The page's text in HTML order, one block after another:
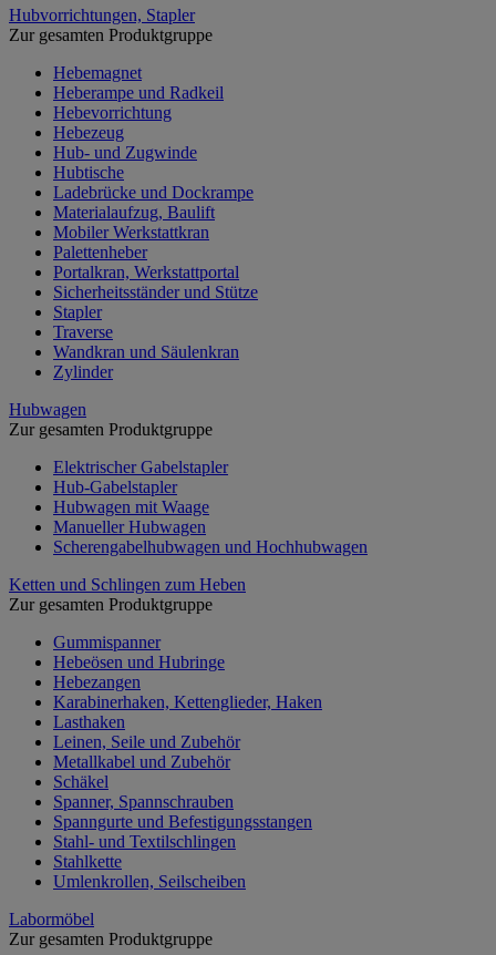
Hubvorrichtungen, Stapler
Zur gesamten Produktgruppe
Hebemagnet
Heberampe und Radkeil
Hebevorrichtung
Hebezeug
Hub- und Zugwinde
Hubtische
Ladebrücke und Dockrampe
Materialaufzug, Baulift
Mobiler Werkstattkran
Palettenheber
Portalkran, Werkstattportal
Sicherheitsständer und Stütze
Stapler
Traverse
Wandkran und Säulenkran
Zylinder
Hubwagen
Zur gesamten Produktgruppe
Elektrischer Gabelstapler
Hub-Gabelstapler
Hubwagen mit Waage
Manueller Hubwagen
Scherengabelhubwagen und Hochhubwagen
Ketten und Schlingen zum Heben
Zur gesamten Produktgruppe
Gummispanner
Hebeösen und Hubringe
Hebezangen
Karabinerhaken, Kettenglieder, Haken
Lasthaken
Leinen, Seile und Zubehör
Metallkabel und Zubehör
Schäkel
Spanner, Spannschrauben
Spanngurte und Befestigungsstangen
Stahl- und Textilschlingen
Stahlkette
Umlenkrollen, Seilscheiben
Labormöbel
Zur gesamten Produktgruppe